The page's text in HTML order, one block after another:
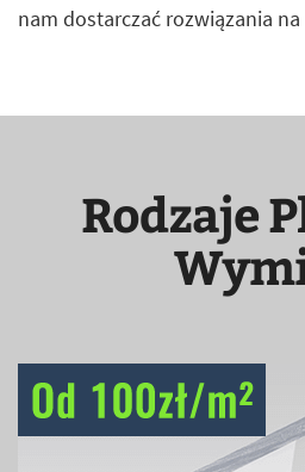
nam dostarczać rozwiązania
Rodzaje